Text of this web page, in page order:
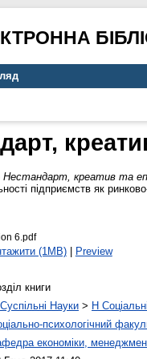
Нестандарт, креатив та
підприємств як
6.pdf
(1MB)| Preview
книги
Науки > H
психологічний
економіки,